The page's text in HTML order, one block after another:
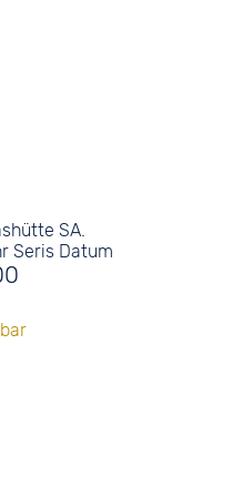
SA.
Seris Datum